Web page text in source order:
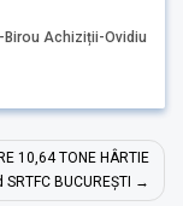
Ovidiu
10,64 TONE HÂRTIE
BUCUREȘTI